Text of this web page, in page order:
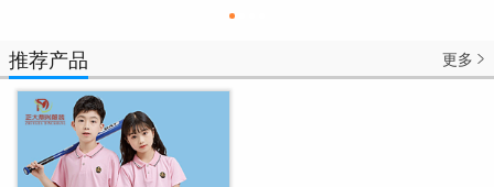
推荐产品 更多 